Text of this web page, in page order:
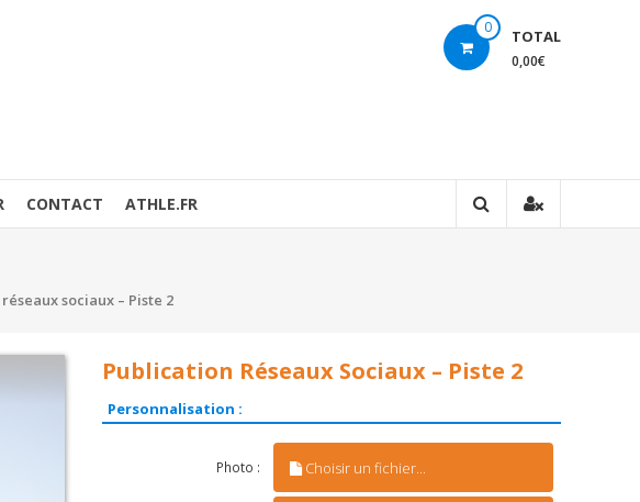
0 TOTAL
0,00€
CONTACT ATHLE.FR
sociaux – Piste 2
Publication Réseaux Sociaux – Piste 2
Personnalisation :
Photo : Choisir un fichier...